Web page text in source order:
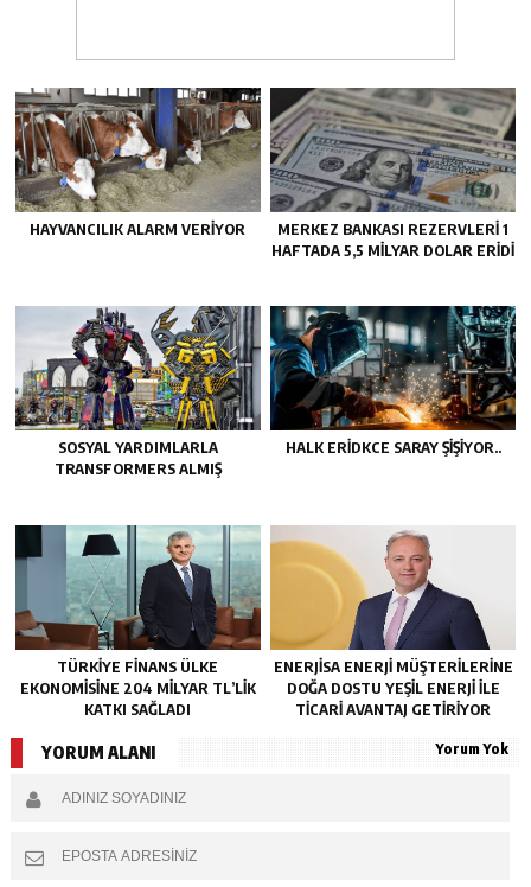
HAYVANCILIK ALARM VERIYOR
MERKEZ BANKASI REZERVLERI 1
HAFTADA 5,5 MILYAR DOLAR ERIDI
SOSYAL YARDIMLARLA
TRANSFORMERS ALMIŞ
HALK ERIDKCE SARAY ŞIŞIYOR..
TÜRKIYE FINANS ÜLKE
EKONOMISINE 204 MILYAR TL’LIK
KATKI SAĞLADI
ENERJISA ENERJI MÜŞTERILERINE
DOĞA DOSTU YEŞIL ENERJI ILE
TICARI AVANTAJ GETIRIYOR
YORUM ALANI Yorum Yok